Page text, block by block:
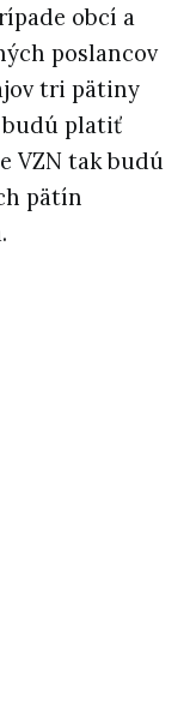
obcí a
poslancov
tri pätiny
budú platiť
VZN tak budú
pätín